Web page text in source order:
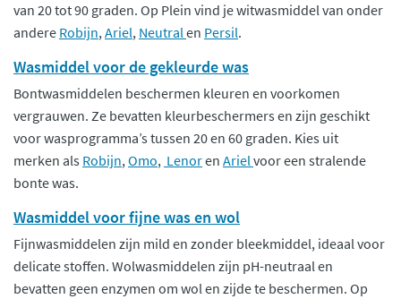
van 20 tot 90 graden. Op Plein vind je witwasmiddel van onder
andere Robijn,Ariel, Neutralen Persil.
Wasmiddel voor de gekleurde was
Bontwasmiddelen beschermen kleuren en voorkomen
vergrauwen. Ze bevatten kleurbeschermers en zijn geschikt
voor wasprogramma’s tussen 20 en 60 graden. Kies uit
merken als Robijn,Omo, Lenoren Arielvoor een stralende
bonte was.
Wasmiddel voor fijne was en wol
Fijnwasmiddelen zijn mild en zonder bleekmiddel, ideaal voor
delicate stoffen. Wolwasmiddelen zijn pH-neutraal en
bevatten geen enzymen om wol en zijde te beschermen. Op